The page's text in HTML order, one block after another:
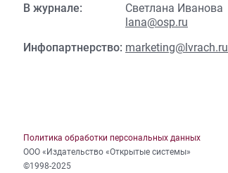
В журнале:
Светлана Иванова
lana@osp.ru
Инфопартнерство: marketing@lvrach.ru
Политика обработки персональных данных
ООО «Издательство «Открытые системы»
©1998-2025